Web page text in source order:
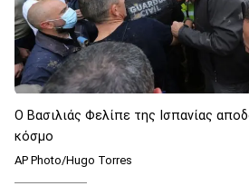
O Βασιλιάς Φελίπε της Ισπανίας
κόσμο
AP Photo/Hugo Torres